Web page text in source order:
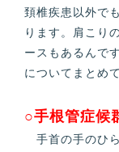
頚椎疾患以外で
ります。肩こり
ースもあるんで
についてまとめ
○手根管症候
手首の手のひ